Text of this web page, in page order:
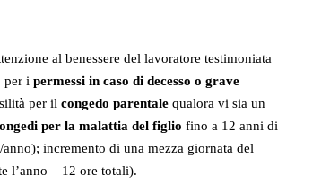
al benessere del lavoratore testimoniata
per i permessi in caso di decesso o grave
per il congedo parentale qualora vi sia un
per la malattia del figlio fino a 12 anni di
incremento di una mezza giornata del
l’anno – 12 ore totali).